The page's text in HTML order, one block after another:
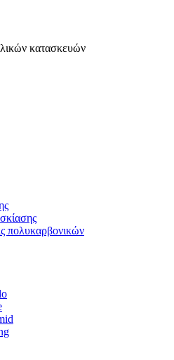
κατασκευών
πολυκαρβονικών